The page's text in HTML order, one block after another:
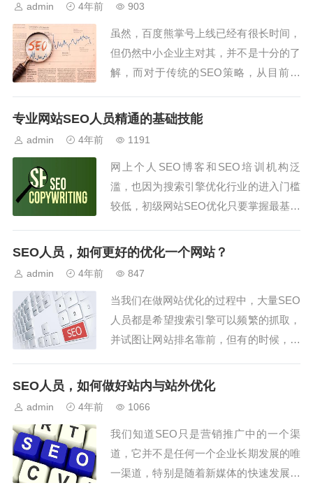
司的一员，就是由于数据分析造成的。...
admin 4年前 903
虽然，百度熊掌号上线已经有很长时间，
但仍然中小企业主对其，并不是十分的了
解，而对于传统的SEO策略，从目前来
重要的环节，如果没有收录，那么，任何
根据以往多年操作百度快速收录的经验，
我们认为，...
专业网站SEO人员精通的基础技能
admin 4年前 1191
网上个人SEO博客和SEO培训机构泛
滥，也因为搜索引擎优化行业的进入门槛
较低，初级网站SEO优化只要掌握最基本
张旗鼓地开放为他人提供网站排名优化服
常复杂的问题，一点粗心会失去金钱排名
和质疑网...
SEO人员，如何更好的优化一个网站？
admin 4年前 847
当我们在做网站优化的过程中，大量SEO
人员都是希望搜索引擎可以频繁的抓取，
并试图让网站排名靠前，但有的时候，对
实际效果就会是什么样的，这就要求我们
网站的知名度网络推广的方式有两种，一
种是se...
SEO人员，如何做好站内与站外优化
admin 4年前 1066
我们知道SEO只是营销推广中的一个渠
道，它并不是任何一个企业长期发展的唯
一渠道，特别是随着新媒体的快速发展，